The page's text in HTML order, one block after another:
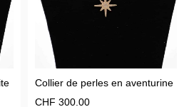
Collier de perles en aventurine
CHF 300.00